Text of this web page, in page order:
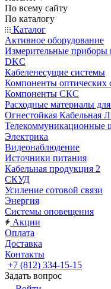
По всему сайту
По каталогу
Каталог
Активное оборудование
Измерительные
DKC
Кабеленесущие системы
Компоненты оптических
Компоненты СКС
Расходные материалы
Огнестойкая Кабельная
Телекоммуникационные
Электрика
Видеонаблюдение
Источники питания
Кабельная продукция 2
СКУД
Усиление сотовой связи
Энергия
Системы оповещения
Акции
Оплата
Доставка
Контакты
+7 (812) 334-15-15
Задать вопрос